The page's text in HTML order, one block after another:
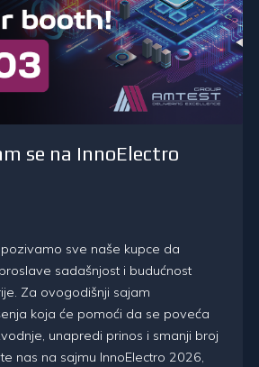
se na InnoElectro
sve naše kupce da
sadašnjost i budućnost
Za ovogodišnji sajam
koja će pomoći da se poveća
unapredi prinos i smanji broj
nas na sajmu InnoElectro 2026,